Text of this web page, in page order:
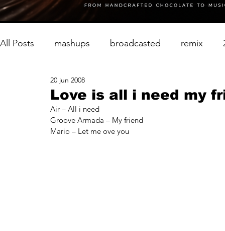
All Posts mashups broadcasted remix
Love is all i need my
20 jun 2008
Air – All i need
Groove Armada – My friend
Mario – Let me ove you